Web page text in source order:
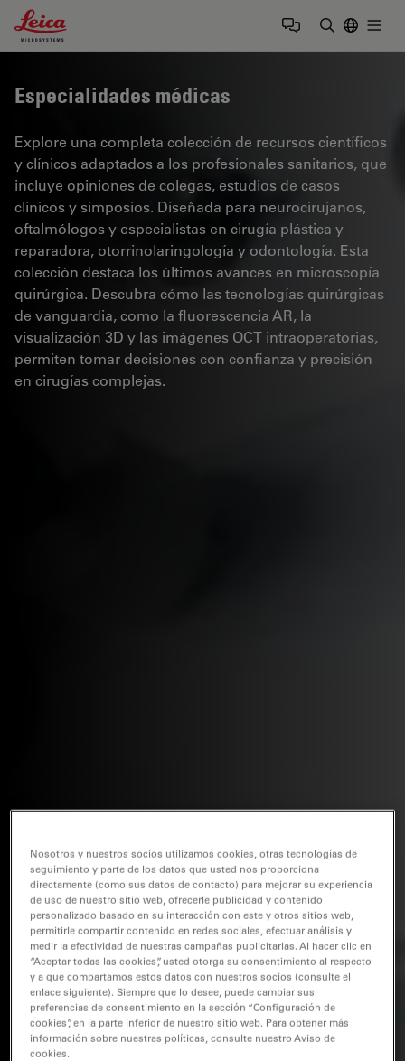
Leica Microsystems Logo
Especialidades médicas
Explore una completa colección de recursos científicos
y clínicos adaptados a los profesionales sanitarios, que
incluye opiniones de colegas, estudios de casos
clínicos y simposios. Diseñada para neurocirujanos,
oftalmólogos y especialistas en cirugía plástica y
reparadora, otorrinolaringología y odontología. Esta
colección destaca los últimos avances en microscopía
quirúrgica. Descubra cómo las tecnologías quirúrgicas
de vanguardia, como la fluorescencia AR, la
visualización 3D y las imágenes OCT intraoperatorias,
permiten tomar decisiones con confianza y precisión
en cirugías complejas.
Nosotros y nuestros socios utilizamos cookies, otras tecnologías de
seguimiento y parte de los datos que usted nos proporciona
directamente (como sus datos de contacto) para mejorar su experiencia
de uso de nuestro sitio web, ofrecerle publicidad y contenido
personalizado basado en su interacción con este y otros sitios web,
permitirle compartir contenido en redes sociales, efectuar análisis y
medir la efectividad de nuestras campañas publicitarias. Al hacer clic en
“Aceptar todas las cookies”, usted otorga su consentimiento al respecto
y a que compartamos estos datos con nuestros socios (consulte el
enlace siguiente). Siempre que lo desee, puede cambiar sus
preferencias de consentimiento en la sección “Configuración de
cookies”, en la parte inferior de nuestro sitio web. Para obtener más
información sobre nuestras políticas, consulte nuestro Aviso de
cookies.